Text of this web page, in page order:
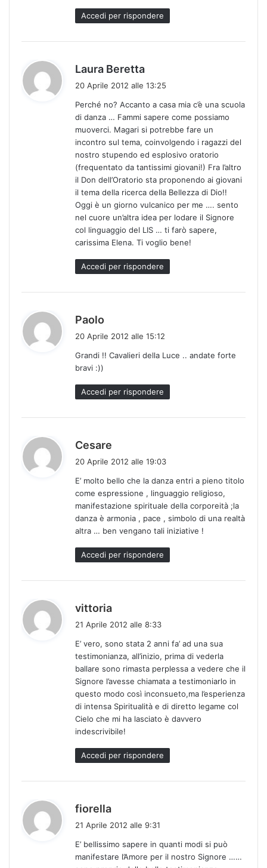
Accedi per rispondere
Laura Beretta
e
t
t
20 Aprile 2012 alle 13:25
Perché no? Accanto a casa mia c’è una scuola
di danza … Fammi sapere come possiamo
muoverci. Magari si potrebbe fare un
incontro sul tema, coinvolgendo i ragazzi del
nostro stupendo ed esplosivo oratorio
(frequentato da tantissimi giovani!) Fra l’altro
il Don dell’Oratorio sta proponendo ai giovani
il tema della ricerca della Bellezza di Dio!!
Oggi è un giorno vulcanico per me …. sento
nel cuore un’altra idea per lodare il Signore
col linguaggio del LIS … ti farò sapere,
carissima Elena. Ti voglio bene!
Accedi per rispondere
Paolo
e
t
o
20 Aprile 2012 alle 15:12
Grandi !! Cavalieri della Luce .. andate forte
bravi :))
Accedi per rispondere
Cesare
e
t
t
20 Aprile 2012 alle 19:03
E’ molto bello che la danza entri a pieno titolo
come espressione , linguaggio religioso,
manifestazione spirituale della corporeità ;la
danza è armonia , pace , simbolo di una realtà
altra … ben vengano tali iniziative !
Accedi per rispondere
vittoria
e
t
t
21 Aprile 2012 alle 8:33
E’ vero, sono stata 2 anni fa’ ad una sua
testimonianza, all’inizio, prima di vederla
ballare sono rimasta perplessa a vedere che il
Signore l’avesse chiamata a testimoniarlo in
questo modo così inconsueto,ma l’esperienza
di intensa Spiritualità e di diretto legame col
Cielo che mi ha lasciato è davvero
indescrivibile!
Accedi per rispondere
fiorella
e
t
21 Aprile 2012 alle 9:31
E’ bellissimo sapere in quanti modi si può
manifestare l’Amore per il nostro Signore ……